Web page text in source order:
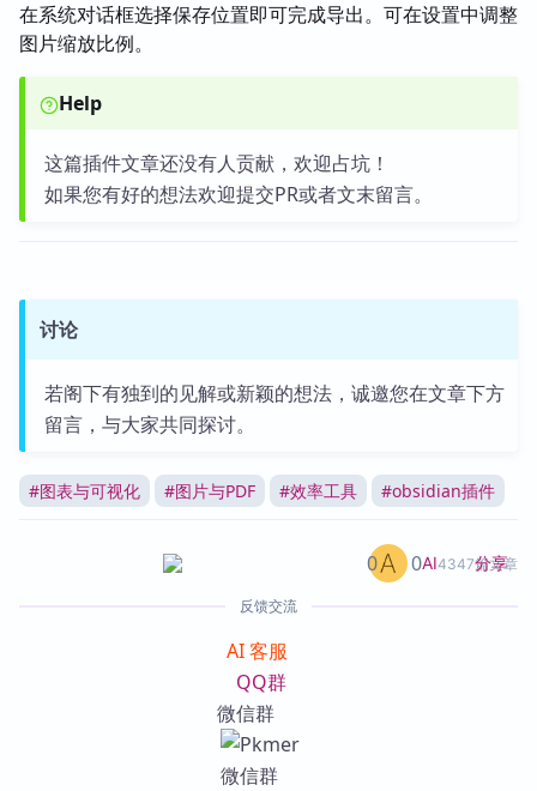
在系统对话框选择保存位置即可完成导出。可在设置中调整
图片缩放比例。
Help
这篇插件文章还没有人贡献，欢迎占坑！
如果您有好的想法欢迎提交PR或者文末留言。
讨论
若阁下有独到的见解或新颖的想法，诚邀您在文章下方
留言，与大家共同探讨。
#图表与可视化 #图片与PDF #效率工具 #obsidian插件
AI4347篇文章
0 0 分享
反馈交流
AI 客服
QQ群
微信群